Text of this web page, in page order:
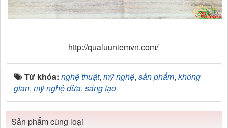
http://qualuuniemvn.com/
Từ khóa: nghệ thuật, mỹ nghệ, sản phẩm, không
gian, mỹ nghệ dừa, sáng tạo
Sản phẩm cùng loại